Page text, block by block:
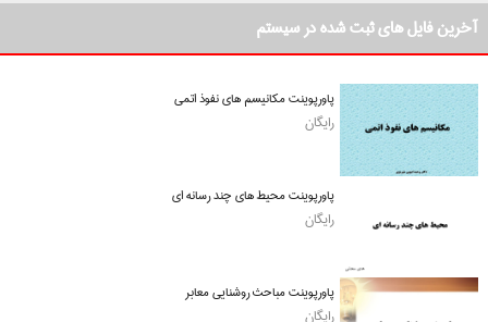
آخرین فایل های ثبت شده در سیستم
پاورپوینت مکانیسم های نفوذ اتمی
رایگان
پاورپوینت محیط های چند رسانه ای
رایگان
پاورپوینت مباحث روشنایی معابر
رایگان